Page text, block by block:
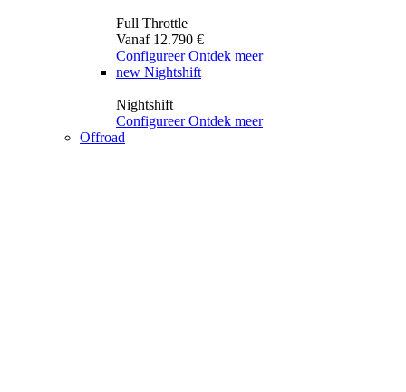
Full Throttle
Vanaf 12.790 €
Configureer Ontdek meer
new Nightshift
Nightshift
Configureer Ontdek meer
Offroad